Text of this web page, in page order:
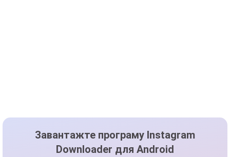
Завантажте програму Instagram
Downloader для Android